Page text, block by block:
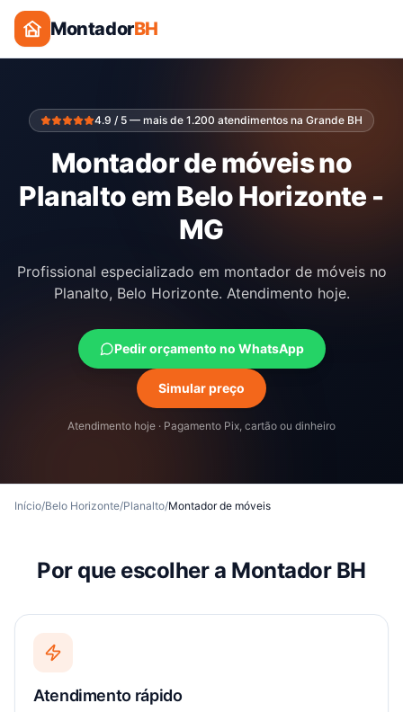
MontadorBH
4.9 / 5 — mais de 1.200 atendimentos na Grande BH
Montador de móveis no
Planalto em Belo Horizonte -
MG
Profissional especializado em montador de móveis no
Planalto, Belo Horizonte. Atendimento hoje.
Pedir orçamento no WhatsApp
Simular preço
Atendimento hoje · Pagamento Pix, cartão ou dinheiro
Início/Belo Horizonte/Planalto/Montador de móveis
Por que escolher a Montador BH
Atendimento rápido